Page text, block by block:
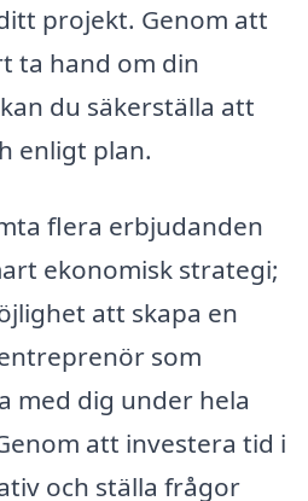
projekt. Genom att
ta hand om din
du säkerställa att
enligt plan.
flera erbjudanden
ekonomisk strategi;
att skapa en
som
med dig under hela
att investera tid i
och ställa frågor